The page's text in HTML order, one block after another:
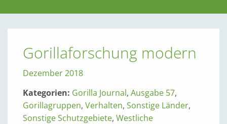
Gorillaforschung modern
Dezember 2018
Kategorien: Gorilla Journal, Ausgabe 57,
Gorillagruppen, Verhalten, Sonstige Länder,
Sonstige Schutzgebiete, Westliche